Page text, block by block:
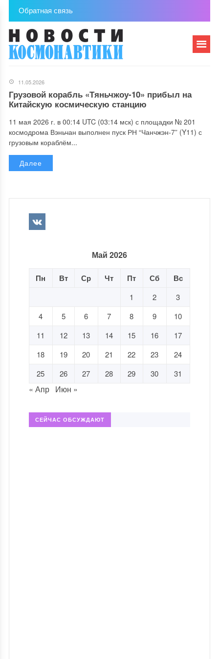
Обратная связь
11.05.2026
Грузовой корабль «Тяньчжоу-10» прибыл на
Китайскую космическую станцию
11 мая 2026 г. в 00:14 UTC (03:14 мск) с площадки № 201
космодрома Вэньчан выполнен пуск РН “Чанчжэн-7” (Y11) с
грузовым кораблём...
Далее
Май 2026
Пн Вт Ср Чт Пт Сб Вс
1 2
3
4
5 6 7 8 9
10
11
12 13 14 15 16
17
18
19 20 21 22 23
24
25
26 27 28 29 30 31
« Апр Июн »
СЕЙЧАС ОБСУЖДАЮТ